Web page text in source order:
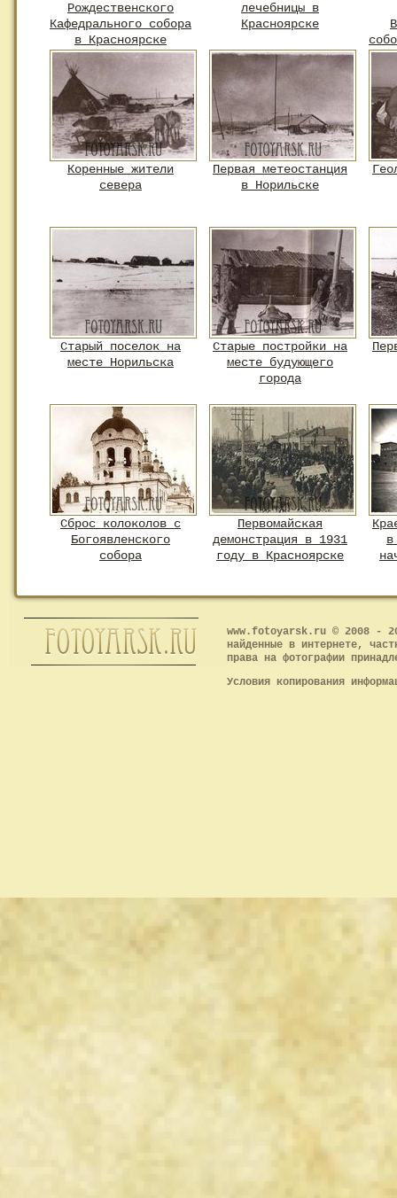
Рождественского
Кафедрального собора
в Красноярске
лечебницы в
Красноярске
Коренные жители
севера
Первая метеостанция
в Норильске
Старый поселок на
месте Норильска
Старые постройки на
месте будующего
города
Сброс колоколов с
Богоявленского
собора
Первомайская
демонстрация в 1931
году в Красноярске
в
www.fotoyarsk.ru © 2008 -
найденные в интернете,
права на фотографии
Условия копирования